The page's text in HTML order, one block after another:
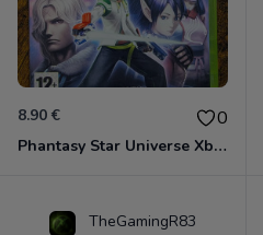
8.90 € 0
Phantasy Star Universe Xbox 360
TheGamingR83